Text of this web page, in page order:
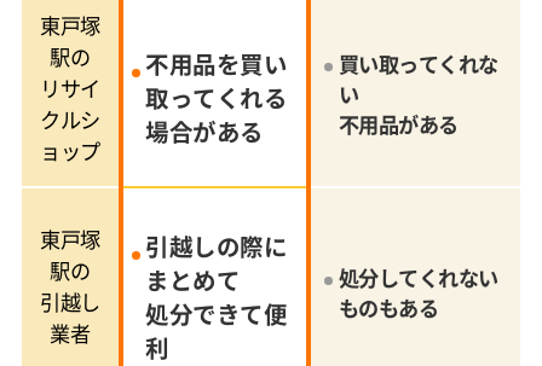
東戸塚
駅の
リサイ
クルシ
ョップ
不用品を買い
取ってくれる
場合がある
買い取ってくれな
い
不用品がある
東戸塚
駅の
引越し
業者
引越しの際に
まとめて
処分できて便
利
処分してくれない
ものもある